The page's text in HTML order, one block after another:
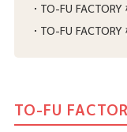
TO-FU
TO-FU
TO-FU